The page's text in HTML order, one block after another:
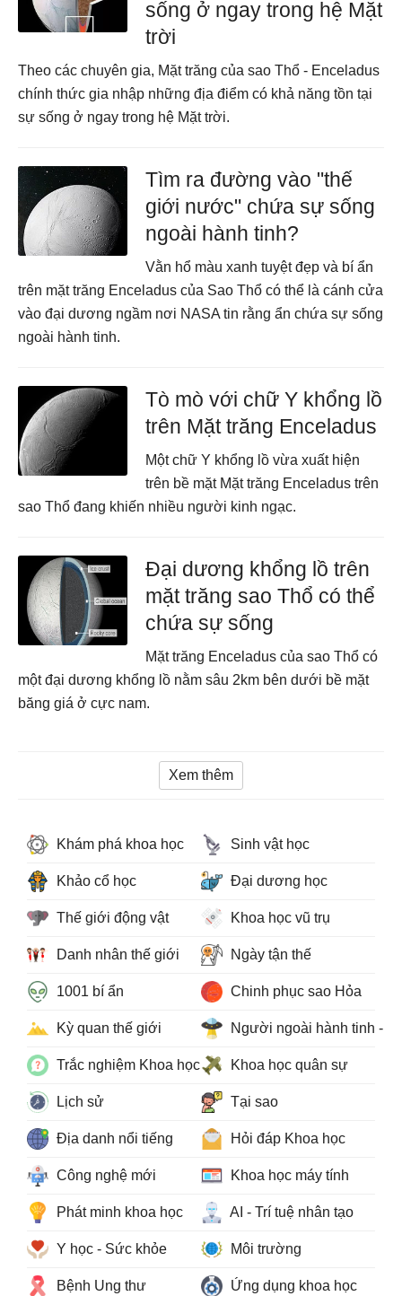
sống ở ngay trong hệ Mặt
trời
Theo các chuyên gia, Mặt trăng của sao Thổ - Enceladus
chính thức gia nhập những địa điểm có khả năng tồn tại
sự sống ở ngay trong hệ Mặt trời.
Tìm ra đường vào "thế
giới nước" chứa sự sống
ngoài hành tinh?
Vằn hổ màu xanh tuyệt đẹp và bí ẩn
trên mặt trăng Enceladus của Sao Thổ có thể là cánh cửa
vào đại dương ngầm nơi NASA tin rằng ẩn chứa sự sống
ngoài hành tinh.
Tò mò với chữ Y khổng lồ
trên Mặt trăng Enceladus
Một chữ Y khổng lồ vừa xuất hiện
trên bề mặt Mặt trăng Enceladus trên
sao Thổ đang khiến nhiều người kinh ngạc.
Đại dương khổng lồ trên
mặt trăng sao Thổ có thể
chứa sự sống
Mặt trăng Enceladus của sao Thổ có
một đại dương khổng lồ nằm sâu 2km bên dưới bề mặt
băng giá ở cực nam.
Xem thêm
Khám phá khoa học Sinh vật học
Khảo cổ học Đại dương học
Thế giới động vật Khoa học vũ trụ
Danh nhân thế giới Ngày tận thế
1001 bí ẩn Chinh phục sao Hỏa
Kỳ quan thế giới Người ngoài hành tinh -
Trắc nghiệm Khoa học Khoa học quân sự
Lịch sử Tại sao
Địa danh nổi tiếng Hỏi đáp Khoa học
Công nghệ mới Khoa học máy tính
Phát minh khoa học AI - Trí tuệ nhân tạo
Y học - Sức khỏe Môi trường
Bệnh Ung thư Ứng dụng khoa học